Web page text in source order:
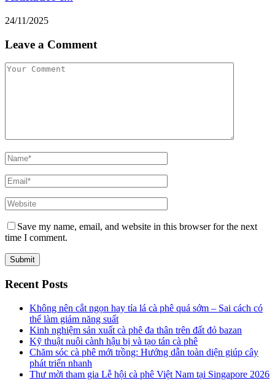
24/11/2025
Leave a Comment
Save my name, email, and website in this browser for the next
time I comment.
Recent Posts
Không nên cắt ngọn hay tỉa lá cà phê quá sớm – Sai cách có
thể làm giảm năng suất
Kinh nghiệm sản xuất cà phê đa thân trên đất đỏ bazan
Kỹ thuật nuôi cành hậu bị và tạo tán cà phê
Chăm sóc cà phê mới trồng: Hướng dẫn toàn diện giúp cây
phát triển nhanh
Thư mời tham gia Lễ hội cà phê Việt Nam tại Singapore 2026